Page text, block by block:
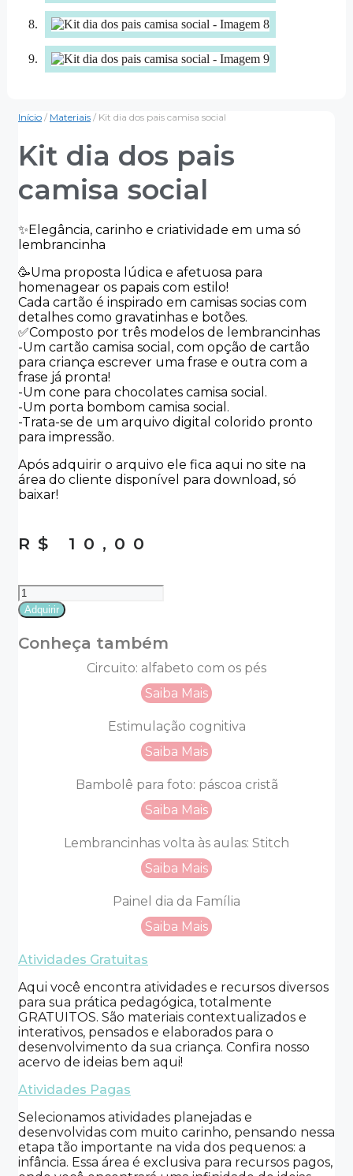
Início / Materiais / Kit dia dos pais camisa social
Kit dia dos pais
camisa social
✨️Elegância, carinho e criatividade em uma só
lembrancinha
🥳Uma proposta lúdica e afetuosa para
homenagear os papais com estilo!
Cada cartão é inspirado em camisas socias com
detalhes como gravatinhas e botões.
✅️Composto por três modelos de lembrancinhas
-Um cartão camisa social, com opção de cartão
para criança escrever uma frase e outra com a
frase já pronta!
-Um cone para chocolates camisa social.
-Um porta bombom camisa social.
-Trata-se de um arquivo digital colorido pronto
para impressão.
Após adquirir o arquivo ele fica aqui no site na
área do cliente disponível para download, só
baixar!
R$ 10,00
Kit
dia
dos
camisa
Adquirir
Conheça também
Circuito: alfabeto com os pés
Saiba Mais
Estimulação cognitiva
Saiba Mais
Bambolê para foto: páscoa cristã
Saiba Mais
Lembrancinhas volta às aulas: Stitch
Saiba Mais
Painel dia da Família
Saiba Mais
Atividades Gratuitas
Aqui você encontra atividades e recursos diversos
para sua prática pedagógica, totalmente
GRATUITOS. São materiais contextualizados e
interativos, pensados e elaborados para o
desenvolvimento da sua criança. Confira nosso
acervo de ideias bem aqui!
Atividades Pagas
Selecionamos atividades planejadas e
desenvolvidas com muito carinho, pensando nessa
etapa tão importante na vida dos pequenos: a
infância. Essa área é exclusiva para recursos pagos,